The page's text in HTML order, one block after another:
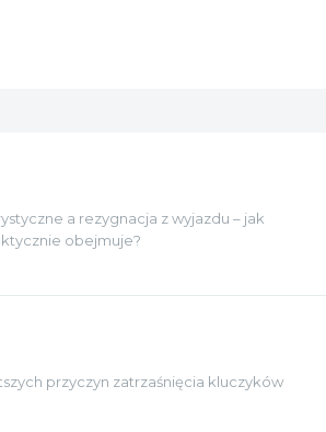
a rezygnacja z wyjazdu – jak
obejmuje?
przyczyn zatrzaśnięcia kluczyków